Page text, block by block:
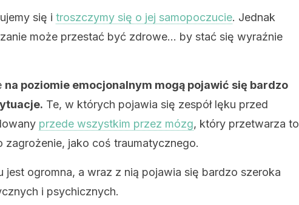
się i troszczymy się o jej samopoczucie. Jednak
może przestać być zdrowe… by stać się wyraźnie
​​na poziomie emocjonalnym mogą pojawić się bardzo
Te, w których pojawia się zespół lęku przed
przede wszystkim przez mózg, który przetwarza to
zagrożenie, jako coś traumatycznego.
jest ogromna, a wraz z nią pojawia się bardzo szeroka
i psychicznych.